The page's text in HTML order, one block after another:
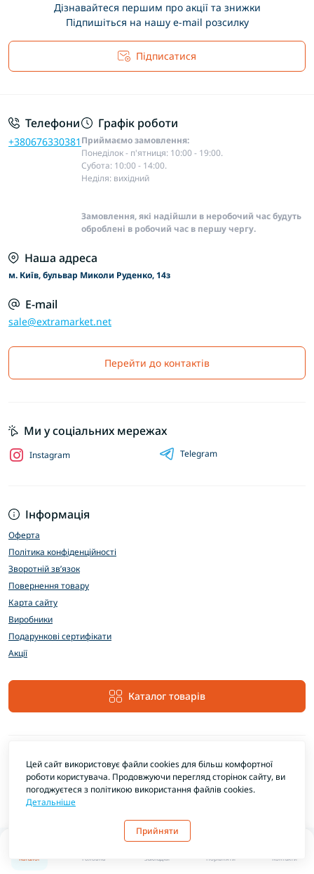
Каталог Головна Закладки
0
Порівняти Контакти
Дізнавайтеся першим про акції та знижки
Підпишіться на нашу e-mail розсилку
Підписатися
Телефони
+380676330381
Графік роботи
Приймаємо замовлення:
Понеділок - п'ятниця: 10:00 - 19:00.
Субота: 10:00 - 14:00.
Неділя: вихідний
Замовлення, які надійшли в неробочий час будуть
оброблені в робочий час в першу чергу.
Наша адреса
м. Київ, бульвар Миколи Руденко, 14з
E-mail
sale@extramarket.net
Перейти до контактів
Інформація
Оферта
Політика конфіденційності
Зворотній зв’язок
Повернення товару
Карта сайту
Виробники
Подарункові сертифікати
Акції
Каталог товарів
Ми у соціальних мережах
Instagram Telegram
Цей сайт використовує файли cookies для більш комфортної
роботи користувача. Продовжуючи перегляд сторінок сайту, ви
погоджуєтеся з політикою використання файлів cookies.
Детальніше
Прийняти